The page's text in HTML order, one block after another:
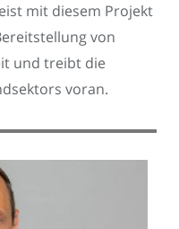
mit diesem Projekt
von
und treibt die
voran.